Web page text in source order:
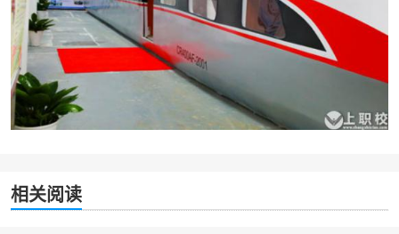
相关阅读